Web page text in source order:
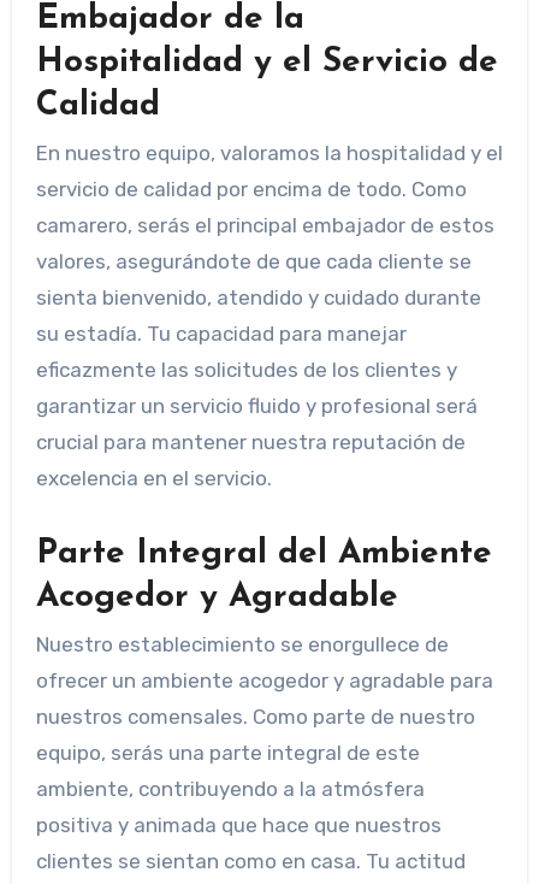
Embajador de la
Hospitalidad y el Servicio de
Calidad
En nuestro equipo, valoramos la hospitalidad y el
servicio de calidad por encima de todo. Como
camarero, serás el principal embajador de estos
valores, asegurándote de que cada cliente se
sienta bienvenido, atendido y cuidado durante
su estadía. Tu capacidad para manejar
eficazmente las solicitudes de los clientes y
garantizar un servicio fluido y profesional será
crucial para mantener nuestra reputación de
excelencia en el servicio.
Parte Integral del Ambiente
Acogedor y Agradable
Nuestro establecimiento se enorgullece de
ofrecer un ambiente acogedor y agradable para
nuestros comensales. Como parte de nuestro
equipo, serás una parte integral de este
ambiente, contribuyendo a la atmósfera
positiva y animada que hace que nuestros
clientes se sientan como en casa. Tu actitud